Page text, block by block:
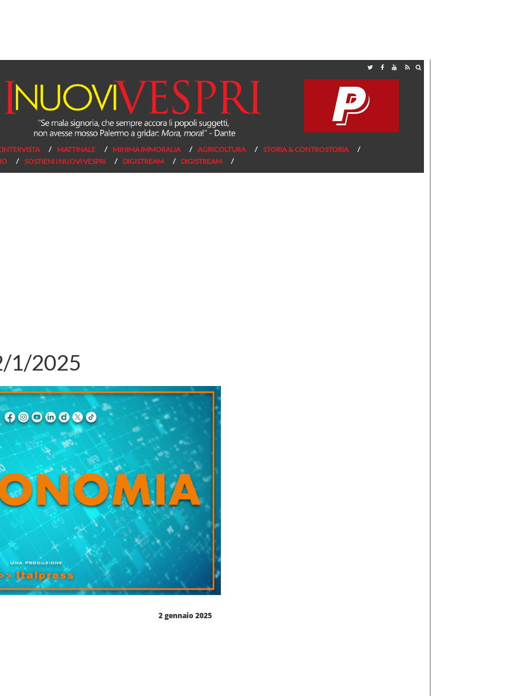
MATTINALE MINIMA IMMORALIA AGRICOLTURA
STORIA & CONTROSTORIA
SOSTIENI I NUOVI VESPRI DIGISTREAM DIGISTREAM
1/2025
2 gennaio 2025